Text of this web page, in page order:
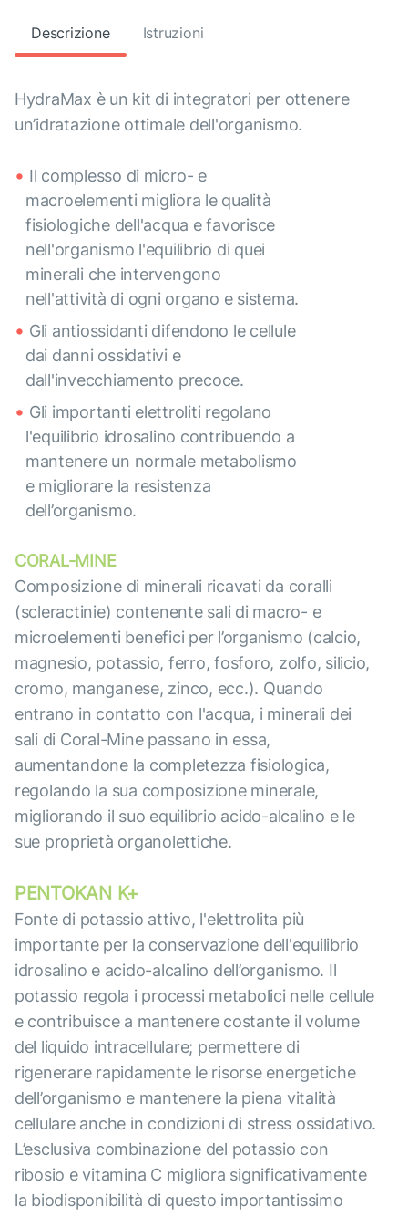
Descrizione Istruzioni
HydraMax è un kit di integratori per ottenere
un’idratazione ottimale dell'organismo.
Il complesso di micro- e
macroelementi migliora le qualità
fisiologiche dell'acqua e favorisce
nell'organismo l'equilibrio di quei
minerali che intervengono
nell'attività di ogni organo e sistema.
Gli antiossidanti difendono le cellule
dai danni ossidativi e
dall'invecchiamento precoce.
Gli importanti elettroliti regolano
l'equilibrio idrosalino contribuendo a
mantenere un normale metabolismo
e migliorare la resistenza
dell’organismo.
CORAL-MINE
Composizione di minerali ricavati da coralli
(scleractinie) contenente sali di macro- e
microelementi benefici per l’organismo (calcio,
magnesio, potassio, ferro, fosforo, zolfo, silicio,
cromo, manganese, zinco, ecc.). Quando
entrano in contatto con l'acqua, i minerali dei
sali di Coral-Mine passano in essa,
aumentandone la completezza fisiologica,
regolando la sua composizione minerale,
migliorando il suo equilibrio acido-alcalino e le
sue proprietà organolettiche.
PENTOKAN K+
Fonte di potassio attivo, l'elettrolita più
importante per la conservazione dell'equilibrio
idrosalino e acido-alcalino dell’organismo. Il
potassio regola i processi metabolici nelle cellule
e contribuisce a mantenere costante il volume
del liquido intracellulare; permettere di
rigenerare rapidamente le risorse energetiche
dell’organismo e mantenere la piena vitalità
cellulare anche in condizioni di stress ossidativo.
L’esclusiva combinazione del potassio con
ribosio e vitamina C migliora significativamente
la biodisponibilità di questo importantissimo